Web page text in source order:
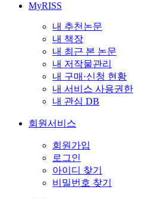
MyRISS
내 추천논문
내 책장
내 최근 본 논문
내 저작물관리
내 구매·신청 현황
내 서비스 사용권한
내 관심 DB
회원서비스
회원가입
로그인
아이디 찾기
비밀번호 찾기